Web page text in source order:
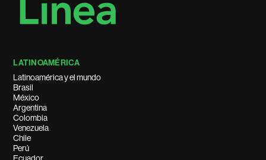
LATINOAMÉRICA
Latinoamérica y el mundo
Brasil
México
Argentina
Colombia
Venezuela
Chile
Perú